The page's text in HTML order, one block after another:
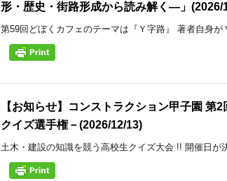
形・歴史・街路形成から読み解く―」(2026/
第59回どぼくカフェのテーマは『Ｙ字路』 著者自身
【お知らせ】コンストラクション甲子園 第
クイズ選手権－(2026/12/13)
土木・建設の知識を競う高校生クイズ大会 !! 開催日が